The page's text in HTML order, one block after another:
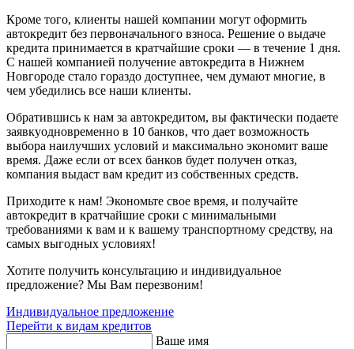
Кроме того, клиенты нашей компании могут оформить
автокредит без первоначального взноса. Решение о выдаче
кредита принимается в кратчайшие сроки — в течение 1 дня.
С нашей компанией получение автокредита в Нижнем
Новгороде стало гораздо доступнее, чем думают многие, в
чем убедились все наши клиенты.
Обратившись к нам за автокредитом, вы фактически подаете
заявкуодновременно в 10 банков, что дает возможность
выбора наилучших условий и максимально экономит ваше
время. Даже если от всех банков будет получен отказ,
компания выдаст вам кредит из собственных средств.
Приходите к нам! Экономьте свое время, и получайте
автокредит в кратчайшие сроки с минимальными
требованиями к вам и к вашему транспортному средству, на
самых выгодных условиях!
Хотите получить консультацию и индивидуальное
предложение? Мы Вам перезвоним!
Индивидуальное предложение
Перейти к видам кредитов
Ваше имя